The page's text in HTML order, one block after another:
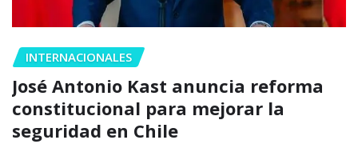
INTERNACIONALES
José Antonio Kast anuncia reforma
constitucional para mejorar la
seguridad en Chile